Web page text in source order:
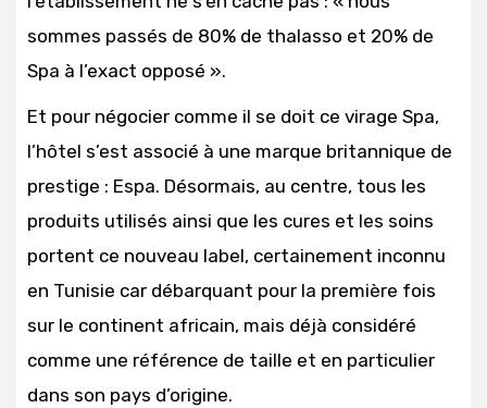
sommes passés de 80% de thalasso et 20% de
Spa à l’exact opposé ».
Et pour négocier comme il se doit ce virage Spa,
l’hôtel s’est associé à une marque britannique de
prestige : Espa. Désormais, au centre, tous les
produits utilisés ainsi que les cures et les soins
portent ce nouveau label, certainement inconnu
en Tunisie car débarquant pour la première fois
sur le continent africain, mais déjà considéré
comme une référence de taille et en particulier
dans son pays d’origine.